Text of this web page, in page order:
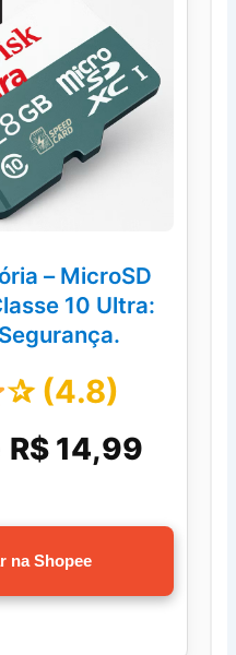
– MicroSD
10 Ultra:
✰ (4.8)
R$ 14,99
na Shopee